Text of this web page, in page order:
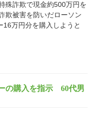
殊詐欺で現金約500万円を
欺被害を防いだローソン
万円分を購入しようと
の購入を指示 60代男